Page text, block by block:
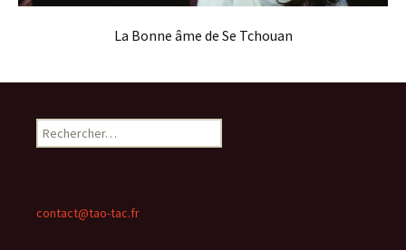
La Bonne âme de Se Tchouan
Rechercher :
contact@tao-tac.fr